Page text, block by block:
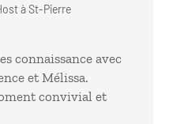
à St-Pierre
connaissance avec
et Mélissa.
convivial et